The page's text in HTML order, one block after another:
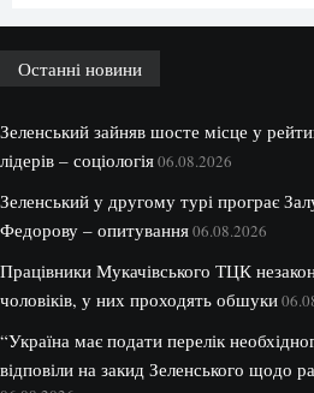
Останні новини
Зеленський зайняв шосте місце у
лідерів – соціологія06.08.2026
Зеленський у другому турі програє
Федорову – опитування06.08.2026
Працівники Мукачівського ТЦК
чоловіків, у них проходять обшуки
“Україна має подати перелік
відповіли на закид Зеленського щодо